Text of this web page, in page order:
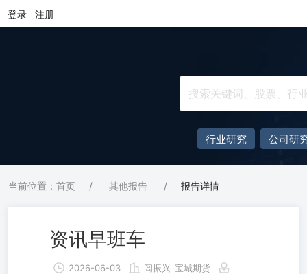
登录 注册
行业研究 公司研
当前位置：首页 / 其他报告 / 报告详情
资讯早班车
2026-06-03 闾振兴 宝城期货